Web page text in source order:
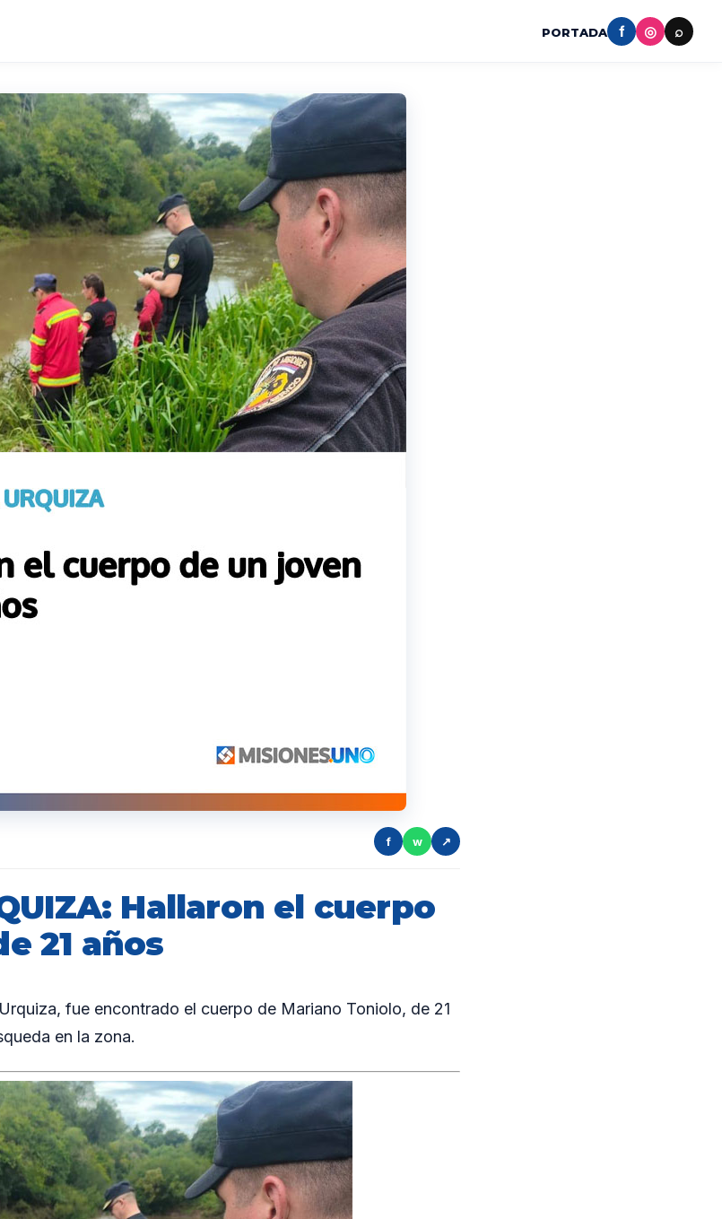
PORTADA f ◎ ⌕
f w ↗
Hallaron el cuerpo
21 años
fue encontrado el cuerpo de Mariano Toniolo, de 21
en la zona.